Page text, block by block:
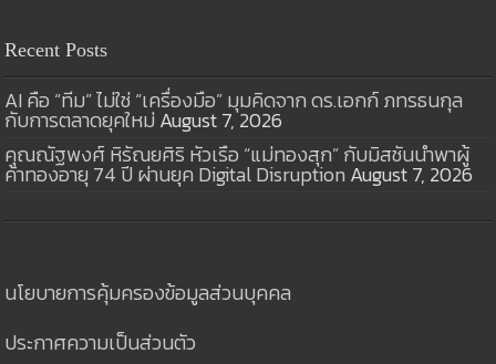
Recent Posts
AI คือ “ทีม” ไม่ใช่ “เครื่องมือ” มุมคิดจาก ดร.เอกก์ ภทรธนกุล
กับการตลาดยุคใหม่ August 7, 2026
คุณณัฐพงศ์ หิรัณยศิริ หัวเรือ “แม่ทองสุก” กับมิสชันนำพาผู้
ค้าทองอายุ 74 ปี ผ่านยุค Digital Disruption August 7, 2026
นโยบายการคุ้มครองข้อมูลส่วนบุคคล
ประกาศความเป็นส่วนตัว